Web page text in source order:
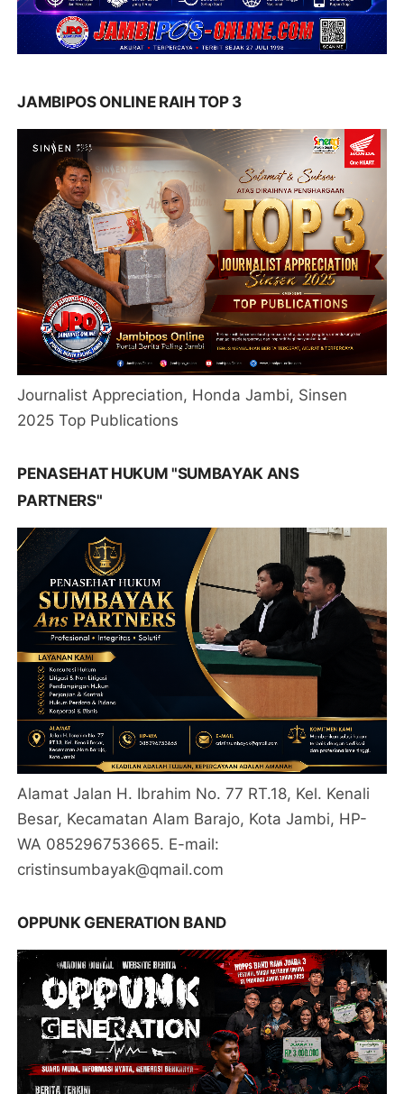
JAMBIPOS ONLINE RAIH TOP 3
Journalist Appreciation, Honda Jambi, Sinsen
2025 Top Publications
PENASEHAT HUKUM "SUMBAYAK ANS
PARTNERS"
Alamat Jalan H. Ibrahim No. 77 RT.18, Kel. Kenali
Besar, Kecamatan Alam Barajo, Kota Jambi, HP-
WA 085296753665. E-mail:
cristinsumbayak@qmail.com
OPPUNK GENERATION BAND